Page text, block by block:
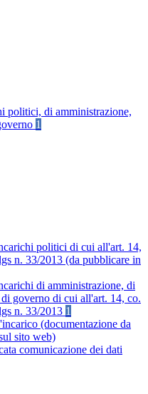
politici, di amministrazione,
1
politici di cui all'art. 14,
n. 33/2013 (da pubblicare in
di amministrazione, di
governo di cui all'art. 14, co.
n. 33/2013 1
(documentazione da
sito web)
comunicazione dei dati